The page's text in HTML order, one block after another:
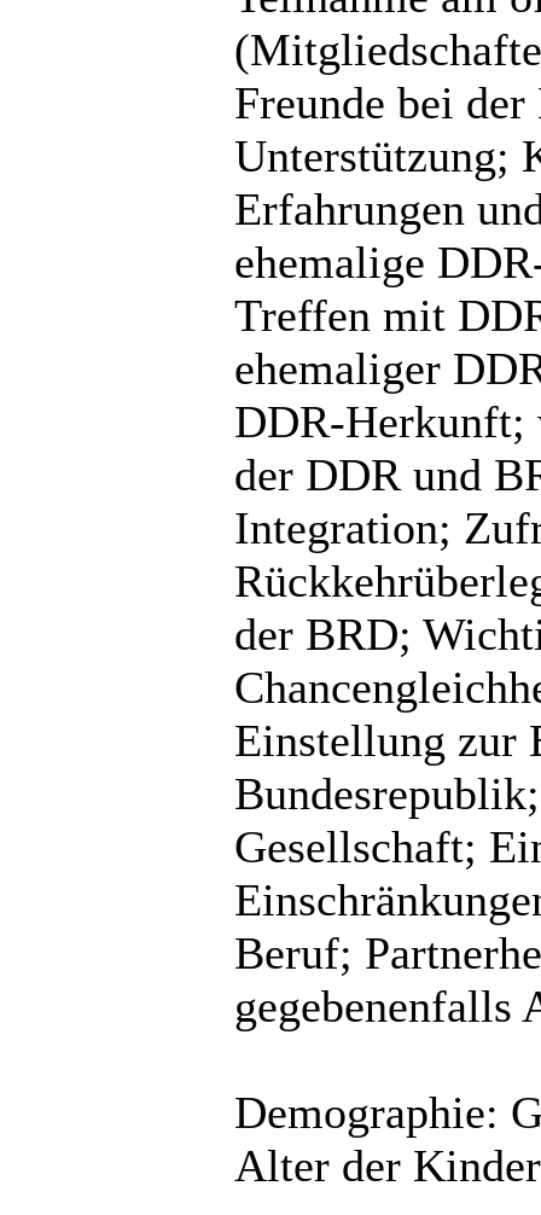
Freunde bei
Unterstützung;
Erfahrungen
ehemalige
Treffen mit
ehemaliger
DDR-Herkunft;
der DDR und
Integration;
der BRD;
Einstellung zur
Gesellschaft;
Beruf;
gegebenenfalls
Demographie:
Alter der